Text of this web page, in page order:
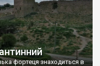
фортеця знаходиться в